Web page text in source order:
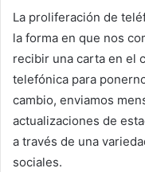
La proliferación de
la forma en que nos
recibir una carta en el
telefónica para
cambio, enviamos
actualizaciones de
a través de una
sociales.